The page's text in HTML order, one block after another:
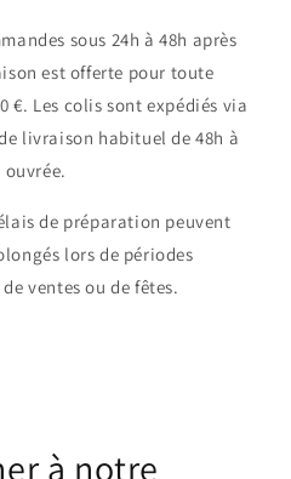
sous 24h à 48h après
est offerte pour toute
€. Les colis sont expédiés via
livraison habituel de 48h à
ouvrée.
de préparation peuvent
lors de périodes
ventes ou de fêtes.
à notre